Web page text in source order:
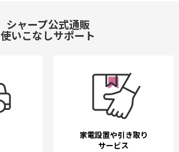
シャープ公式通販
使いこなしサポート
家電設置や引き取り
サービス